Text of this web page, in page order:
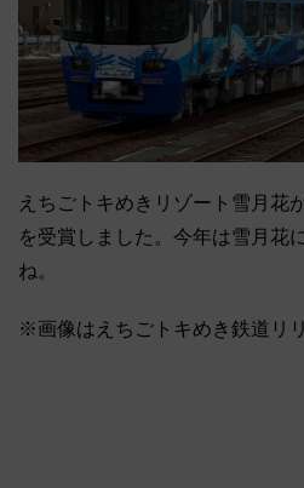
えちごトキめきリゾート雪月花
を受賞しました。今年は雪月花
ね。
※画像はえちごトキめき鉄道リ